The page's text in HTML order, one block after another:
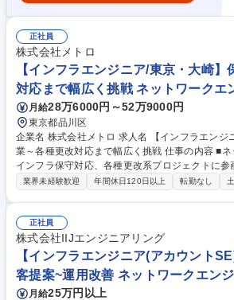
正社員
株式会社メトロ
【インフラエンジニア/東京・大崎】
対応まで幅広く挑戦 ネットワークエ
月給28万6000円～52万9000円
東京都品川区
企業名 株式会社メトロ 求人名 【インフラエンジニア/東京・大崎】保守作
業～各種更改対応まで幅広く挑戦 仕事の内容 ■ネットワーク/サーバ等のIT
インフラ保守対応、各種更改系プロジェクトに
応じて段階的にお任せいたします。 ■対応いただ
方、習熟度に合わせて少しずつ構築/更改系へ対
ーダーを目指す方、クラウド環境構築などの案
が活躍中です。 ■同一評価制度により、中途採用
い会社です。 ■各種社内外での研修制度あり。静
も歓迎します。 募集職種 【インフラエンジニア/東京・大崎】保守作業～
各種更改対応まで幅広く挑戦
業界未経験歓迎 年間休日120日以上 転勤なし
正社員
株式会社IIJエンジニアリング
【インフラエンジニア(アカウント
客提案~運用改善 ネットワークエン
月給25万円以上